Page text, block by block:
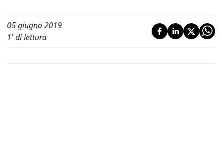
05 giugno 2019
1' di lettura